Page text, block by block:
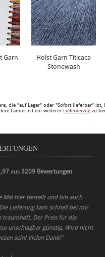
Garn
Holst Garn Titicaca
Stonewash
die "auf Lager" oder "Sofort lieferbar" ist,
Länder ist ein weiterer Lieferverzug zu
aus3209 Bewertungen
Mal hier bestellt und bin auch
Lieferung kam schnell bei mir
traumhaft. Der Preis für die
unschlagbar günstig. Wird nicht
sein! Vielen Dank!”